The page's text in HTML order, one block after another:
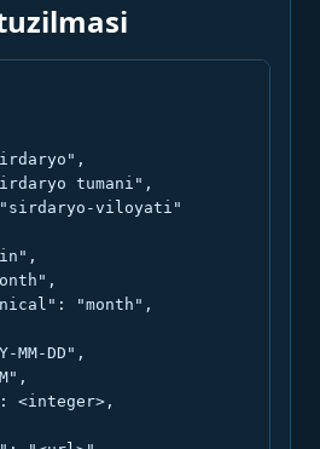
tumani",
viloyati"
"month",
MM-DD",
<integer>,